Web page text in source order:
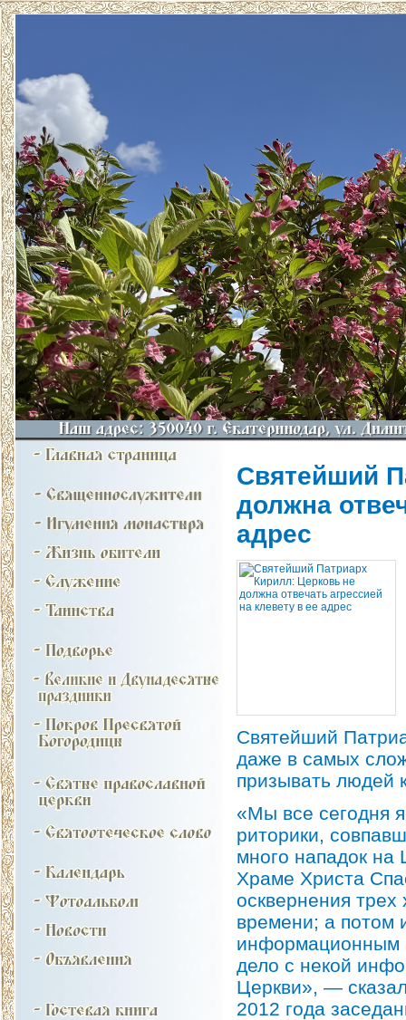
Святейший
должна
адрес
Святейший
даже в самых
призывать людей
«Мы все сегодня
риторики,
много нападок на
Храме Христа
осквернения
времени; а потом
информационным
дело с некой
Церкви», —
2012 года